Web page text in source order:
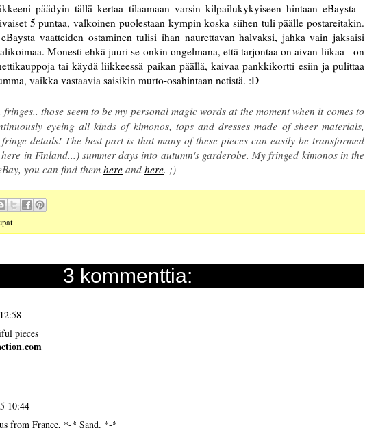
päädyin tällä kertaa tilaamaan varsin kilpailukykyiseen hintaan eBaysta -
5 puntaa, valkoinen puolestaan kympin koska siihen tuli päälle postareitakin.
vaatteiden ostaminen tulisi ihan naurettavan halvaksi, jahka vain jaksaisi
Monesti ehkä juuri se onkin ongelmana, että tarjontaa on aivan liikaa - on
tai käydä liikkeessä paikan päällä, kaivaa pankkikortti esiin ja pulittaa
vaikka vastaavia saisikin murto-osahintaan netistä. :D
those seem to be my personal magic words at the moment when it comes to
eyeing all kinds of kimonos, tops and dresses made of sheer materials,
details! The best part is that many of these pieces can easily be transformed
in Finland...) summer days into autumn's garderobe. My fringed kimonos in the
you can find them here and here. ;)
3 kommenttia:
pieces
10:44
from France, *-* Sand. *-*